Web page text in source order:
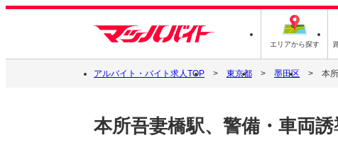
エリアから探す
アルバイト・バイト求人TOP 東京都 墨田区 本
本所吾妻橋駅、警備・車両